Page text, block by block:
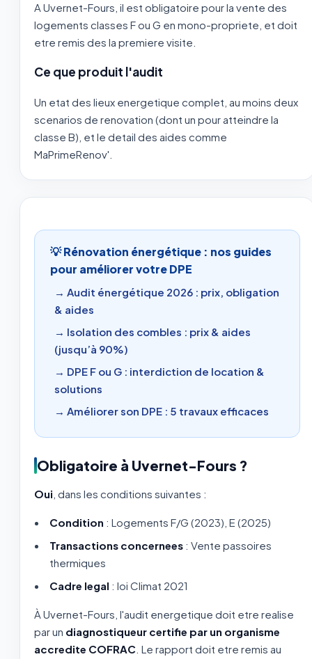
A Uvernet-Fours, il est obligatoire pour la vente des
logements classes F ou G en mono-propriete, et doit
etre remis des la premiere visite.
Ce que produit l'audit
Un etat des lieux energetique complet, au moins deux
scenarios de renovation (dont un pour atteindre la
classe B), et le detail des aides comme
MaPrimeRenov'.
💡 Rénovation énergétique : nos guides
pour améliorer votre DPE
→ Audit énergétique 2026 : prix, obligation
& aides
→ Isolation des combles : prix & aides
(jusqu’à 90%)
→ DPE F ou G : interdiction de location &
solutions
→ Améliorer son DPE : 5 travaux efficaces
Obligatoire à Uvernet-Fours ?
Oui , dans les conditions suivantes :
Condition : Logements F/G (2023), E (2025)
Transactions concernees : Vente passoires
thermiques
Cadre legal : loi Climat 2021
À Uvernet-Fours, l'audit energetique doit etre realise
par un diagnostiqueur certifie par un organisme
accredite COFRAC . Le rapport doit etre remis au